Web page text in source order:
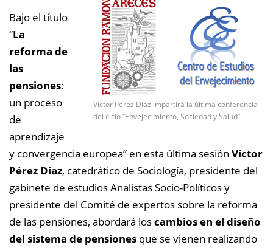
Víctor Pérez Díaz impartirá la última conferencia
del ciclo “Envejecimiento, Sociedad y Salud”
Bajo el título
“La
reforma de
las
pensiones:
un proceso
de
aprendizaje
y convergencia europea” en esta última sesión Víctor
Pérez Díaz, catedrático de Sociología, presidente del
gabinete de estudios Analistas Socio-Políticos y
presidente del Comité de expertos sobre la reforma
de las pensiones, abordará loscambios en el diseño
del sistema de pensiones que se vienen realizando